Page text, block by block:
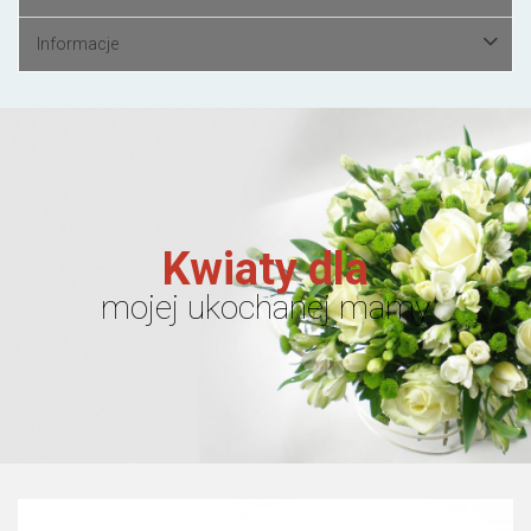
Informacje
Kwiaty dla
mojej ukochanej mamy